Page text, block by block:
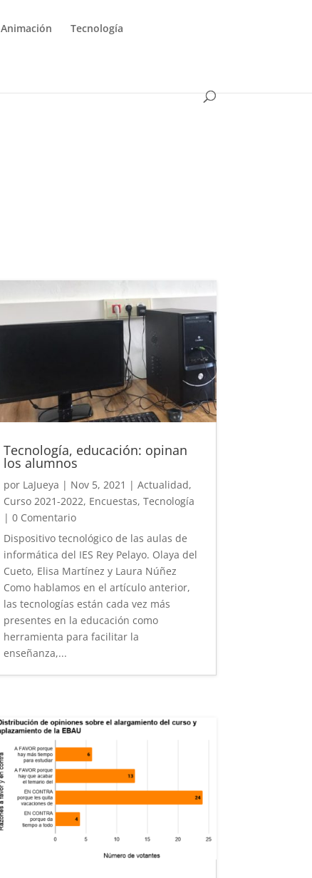
Animación Tecnología
Tecnología, educación: opinan
los alumnos
por LaJueya | Nov 5, 2021 | Actualidad,
Curso 2021-2022, Encuestas, Tecnología
| 0 Comentario
Dispositivo tecnológico de las aulas de
informática del IES Rey Pelayo. Olaya del
Cueto, Elisa Martínez y Laura Núñez
Como hablamos en el artículo anterior,
las tecnologías están cada vez más
presentes en la educación como
herramienta para facilitar la
enseñanza,...